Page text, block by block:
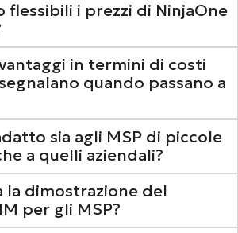
flessibili i prezzi di NinjaOne
in termini di costi
quando passano a
sia agli MSP di piccole
a quelli aziendali?
la dimostrazione del
per gli MSP?
cercando?
demo delle nostre funzioni
Mostrami di più